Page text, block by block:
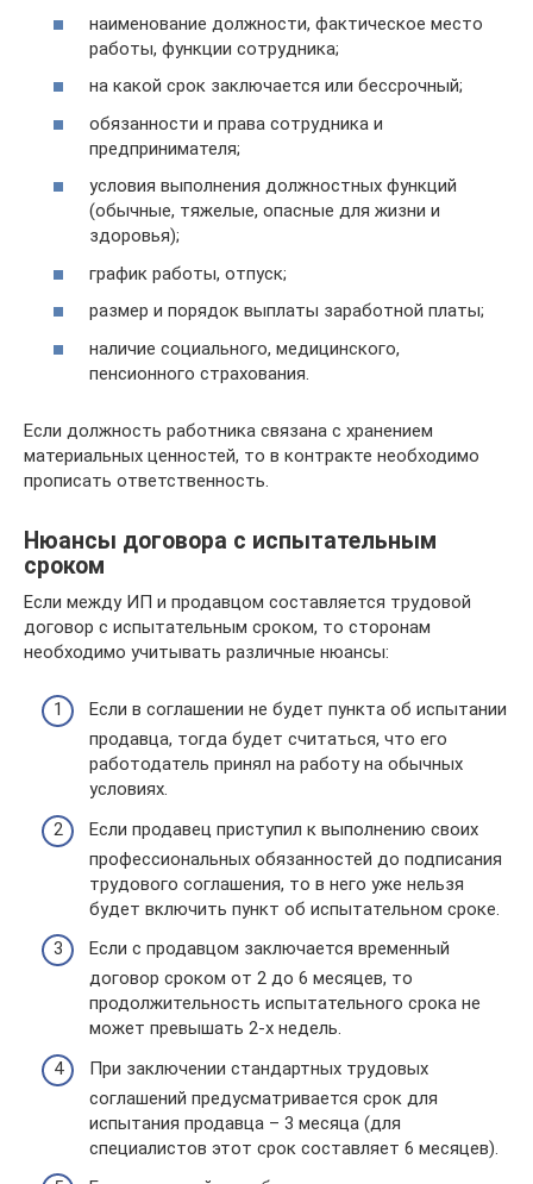
наименование должности, фактическое место
работы, функции сотрудника;
на какой срок заключается или бессрочный;
обязанности и права сотрудника и
предпринимателя;
условия выполнения должностных функций
(обычные, тяжелые, опасные для жизни и
здоровья);
график работы, отпуск;
размер и порядок выплаты заработной платы;
наличие социального, медицинского,
пенсионного страхования.
Если должность работника связана с хранением
материальных ценностей, то в контракте необходимо
прописать ответственность.
Нюансы договора с испытательным
сроком
Если между ИП и продавцом составляется трудовой
договор с испытательным сроком, то сторонам
необходимо учитывать различные нюансы:
Если в соглашении не будет пункта об испытании
продавца, тогда будет считаться, что его
работодатель принял на работу на обычных
условиях.
Если продавец приступил к выполнению своих
профессиональных обязанностей до подписания
трудового соглашения, то в него уже нельзя
будет включить пункт об испытательном сроке.
Если с продавцом заключается временный
договор сроком от 2 до 6 месяцев, то
продолжительность испытательного срока не
может превышать 2-х недель.
При заключении стандартных трудовых
соглашений предусматривается срок для
испытания продавца – 3 месяца (для
специалистов этот срок составляет 6 месяцев).